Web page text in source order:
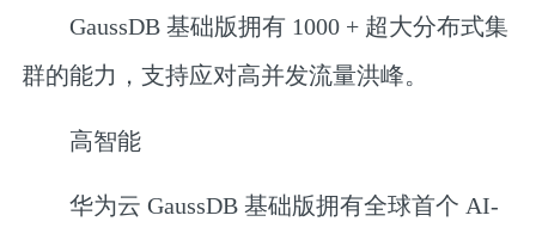
GaussDB 基础版拥有 1000 + 超大分布式集
群的能力，支持应对高并发流量洪峰。
‎高智能
华为云 GaussDB 基础版拥有全球首个 AI-